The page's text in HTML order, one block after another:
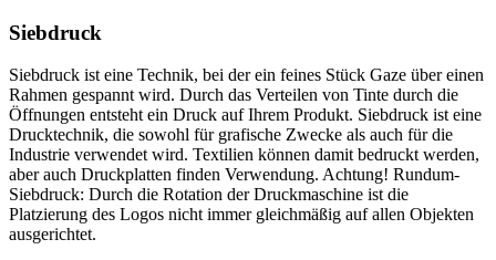
Siebdruck
Siebdruck ist eine Technik, bei der ein feines Stück Gaze über einen
Rahmen gespannt wird. Durch das Verteilen von Tinte durch die
Öffnungen entsteht ein Druck auf Ihrem Produkt. Siebdruck ist eine
Drucktechnik, die sowohl für grafische Zwecke als auch für die
Industrie verwendet wird. Textilien können damit bedruckt werden,
aber auch Druckplatten finden Verwendung. Achtung! Rundum-
Siebdruck: Durch die Rotation der Druckmaschine ist die
Platzierung des Logos nicht immer gleichmäßig auf allen Objekten
ausgerichtet.